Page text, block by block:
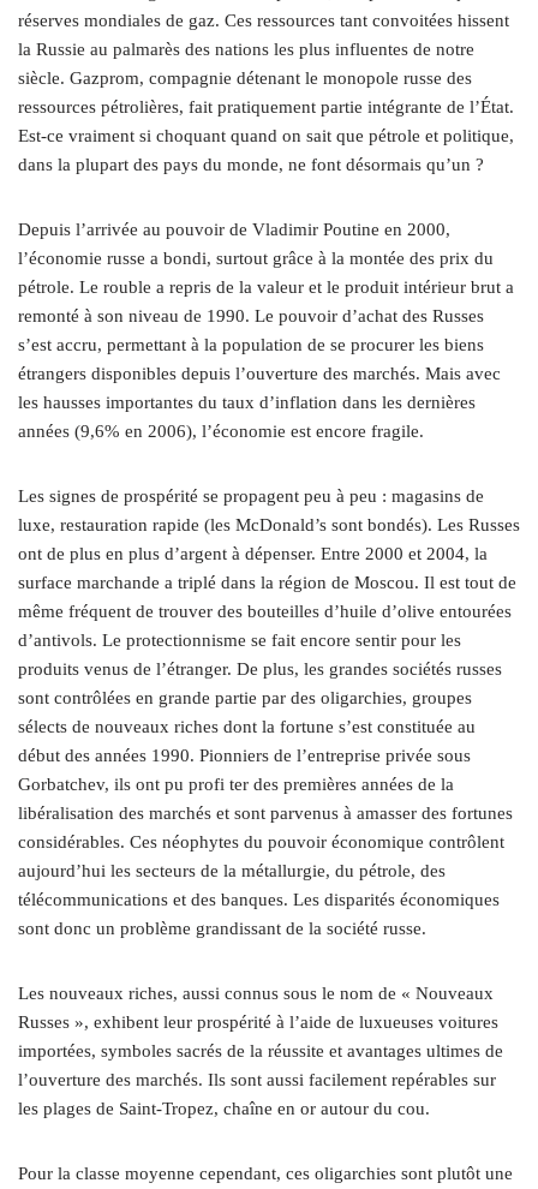
réserves mondiales de gaz. Ces ressources tant convoitées hissent
la Russie au palmarès des nations les plus influentes de notre
siècle. Gazprom, compagnie détenant le monopole russe des
ressources pétrolières, fait pratiquement partie intégrante de l’État.
Est-ce vraiment si choquant quand on sait que pétrole et politique,
dans la plupart des pays du monde, ne font désormais qu’un ?
Depuis l’arrivée au pouvoir de Vladimir Poutine en 2000,
l’économie russe a bondi, surtout grâce à la montée des prix du
pétrole. Le rouble a repris de la valeur et le produit intérieur brut a
remonté à son niveau de 1990. Le pouvoir d’achat des Russes
s’est accru, permettant à la population de se procurer les biens
étrangers disponibles depuis l’ouverture des marchés. Mais avec
les hausses importantes du taux d’inflation dans les dernières
années (9,6% en 2006), l’économie est encore fragile.
Les signes de prospérité se propagent peu à peu : magasins de
luxe, restauration rapide (les McDonald’s sont bondés). Les Russes
ont de plus en plus d’argent à dépenser. Entre 2000 et 2004, la
surface marchande a triplé dans la région de Moscou. Il est tout de
même fréquent de trouver des bouteilles d’huile d’olive entourées
d’antivols. Le protectionnisme se fait encore sentir pour les
produits venus de l’étranger. De plus, les grandes sociétés russes
sont contrôlées en grande partie par des oligarchies, groupes
sélects de nouveaux riches dont la fortune s’est constituée au
début des années 1990. Pionniers de l’entreprise privée sous
Gorbatchev, ils ont pu profi ter des premières années de la
libéralisation des marchés et sont parvenus à amasser des fortunes
considérables. Ces néophytes du pouvoir économique contrôlent
aujourd’hui les secteurs de la métallurgie, du pétrole, des
télécommunications et des banques. Les disparités économiques
sont donc un problème grandissant de la société russe.
Les nouveaux riches, aussi connus sous le nom de « Nouveaux
Russes », exhibent leur prospérité à l’aide de luxueuses voitures
importées, symboles sacrés de la réussite et avantages ultimes de
l’ouverture des marchés. Ils sont aussi facilement repérables sur
les plages de Saint-Tropez, chaîne en or autour du cou.
Pour la classe moyenne cependant, ces oligarchies sont plutôt une